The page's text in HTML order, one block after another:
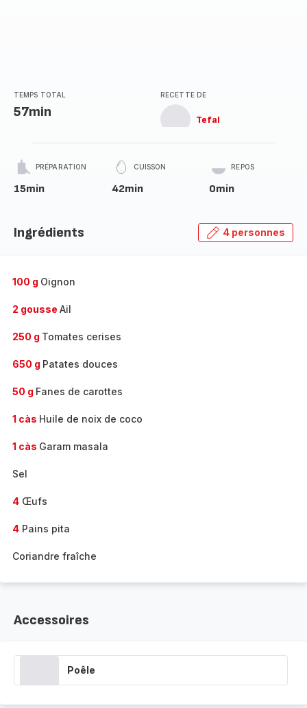
TEMPS TOTAL
57min
RECETTE DE
Tefal
PRÉPARATION
15min
CUISSON
42min
REPOS
0min
Ingrédients 4 personnes
100 g Oignon
2 gousse Ail
250 g Tomates cerises
650 g Patates douces
50 g Fanes de carottes
1 càs Huile de noix de coco
1 càs Garam masala
Sel
4 Œufs
4 Pains pita
Coriandre fraîche
Accessoires
Poêle